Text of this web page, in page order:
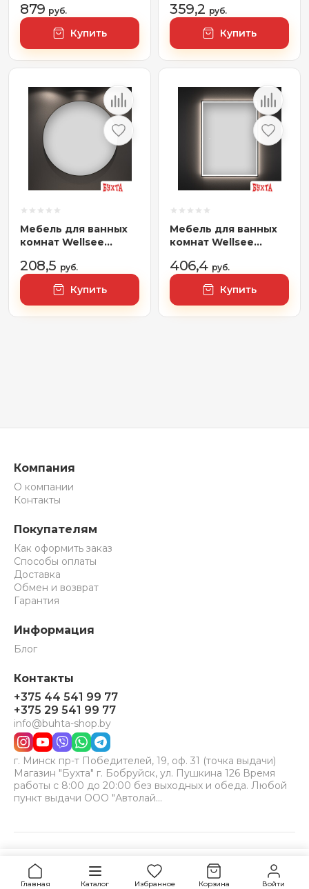
Главная Каталог Избранное Корзина Войти
162016000, 140 см
(столешница)
879 руб.
Купить
фронтальной LED-
подсветкой 7 Rays'
Spectrum 172201250,
80 х 55 см (с
сенсором и
яркости освещения)
359,2 руб.
Купить
Мебель для ванных
комнат Wellsee
Spectrum 172201760,
95 x 95 см
208,5 руб.
Купить
Мебель для ванных
комнат Wellsee
фронтальной LED-
подсветкой 7 Rays'
Spectrum 172201320,
70 х 90 см (с
сенсором и
406,4 руб.
Купить
Уточнить наличие
Компания
О компании
Контакты
Покупателям
Как оформить заказ
Способы оплаты
Доставка
Обмен и возврат
Гарантия
Информация
Блог
Контакты
+375 44 541 99 77
+375 29 541 99 77
info@buhta-shop.by
г. Минск пр-т Победителей, 19, оф. 31 (точка выдачи)
Магазин "Бухта" г. Бобруйск, ул. Пушкина 126 Время
работы с 8:00 до 20:00 без выходных и обеда. Любой
пункт выдачи ООО "Автолай…
Принимаем к оплате:
VISA BELCARD